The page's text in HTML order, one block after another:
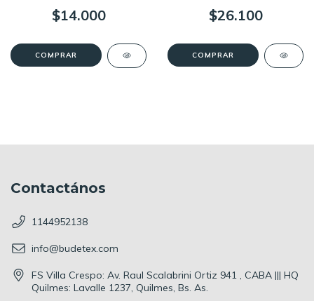
$14.000
COMPRAR
$26.100
COMPRAR
Contactános
1144952138
info@budetex.com
FS Villa Crespo: Av. Raul Scalabrini Ortiz 941 , CABA ||| HQ
Quilmes: Lavalle 1237, Quilmes, Bs. As.